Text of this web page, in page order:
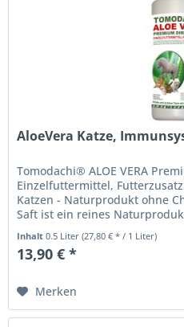
AloeVera Katze,
Tomodachi® ALOE VERA
Einzelfuttermittel,
Katzen - Naturprodukt ohne
Saft ist ein reines
frischer...
Inhalt0.5 Liter(27,80 € * / 1 Liter)
13,90 € *
Merken